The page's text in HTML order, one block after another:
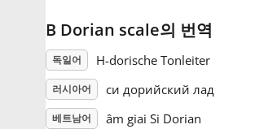
B Dorian scale의 번역
독일어 H-dorische Tonleiter
러시아어 си дорийский лад
베트남어 âm giai Si Dorian